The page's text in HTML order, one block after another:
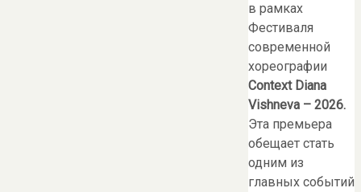
в рамках
Фестиваля
современной
хореографии
Context Diana
Vishneva – 2026.
Эта премьера
обещает стать
одним из
главных событий